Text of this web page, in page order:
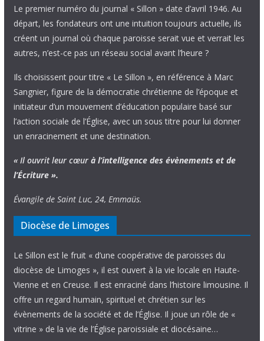
Le premier numéro du journal « Sillon » date d’avril 1946. Au
départ, les fondateurs ont une intuition toujours actuelle, ils
créent un journal où chaque paroisse serait vue et verrait les
autres, n’est-ce pas un réseau social avant l’heure ?
Ils choisissent pour titre « Le Sillon », en référence à Marc
Sangnier, figure de la démocratie chrétienne de l’époque et
initiateur d’un mouvement d’éducation populaire basé sur
l’action sociale de l’Église, avec un sous titre pour lui donner
un enracinement et une destination.
« Il ouvrit leur cœur à l’intelligence des évènements et de
l’Écriture ».
Évangile de Saint Luc, 24, Emmaüs.
Diocèse de Limoges
Le Sillon est le fruit « d’une coopérative de paroisses du
diocèse de Limoges », il est ouvert à la vie locale en Haute-
Vienne et en Creuse. Il est enraciné dans l’histoire limousine. Il
offre un regard humain, spirituel et chrétien sur les
évènements de la société et de l’Église. Il joue un rôle de «
vitrine » de la vie de l’Église paroissiale et diocésaine…